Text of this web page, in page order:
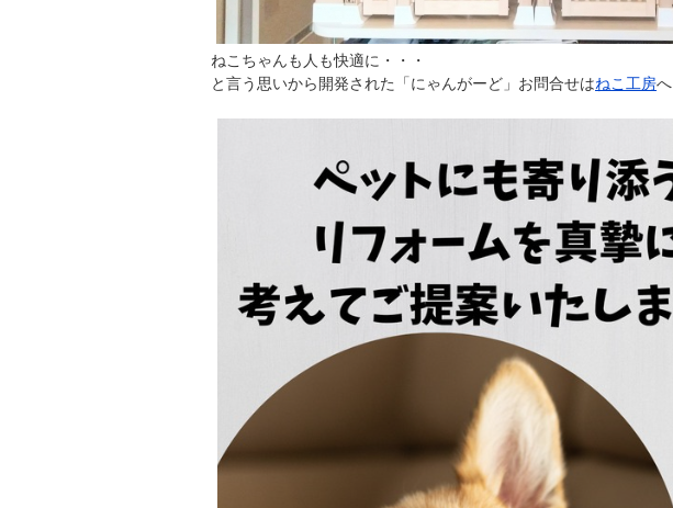
ねこちゃんも人も快適に・・・
と言う思いから開発された「にゃんがーど」お問合せはねこ工房へ